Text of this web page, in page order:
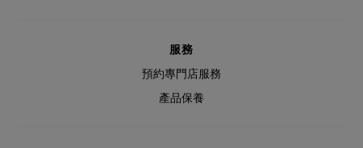
服務
預約專門店服務
產品保養